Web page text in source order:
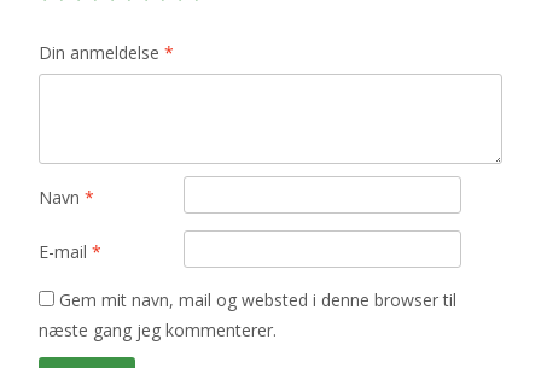
Din anmeldelse *
Navn *
E-mail *
Gem mit navn, mail og websted i denne browser til
næste gang jeg kommenterer.